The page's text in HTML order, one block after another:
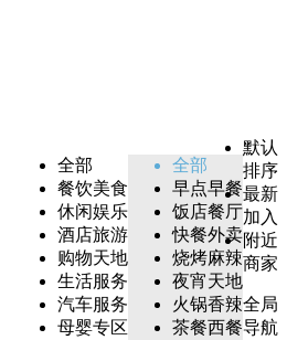
全部
餐饮美食
休闲娱乐
酒店旅游
购物天地
生活服务
汽车服务
母婴专区
全部
早点早餐
饭店餐厅
快餐外卖
烧烤麻辣
夜宵天地
火锅香辣
茶餐西餐
默认
排序
最新
加入
附近
商家
全局
导航